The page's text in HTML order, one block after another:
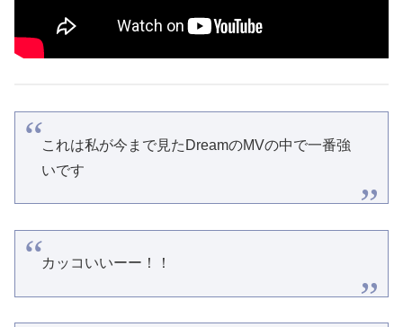
これは私が今まで見たDreamのMVの中で一番強
いです
カッコいいーー！！